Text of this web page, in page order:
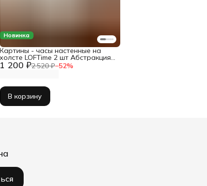
Новинка
1 200 ₽2 520 ₽−52%
Картины - часы настенные на
холсте LOFTime 2 шт Абстракция
3D чер зол Ч-837-3040
В корзину